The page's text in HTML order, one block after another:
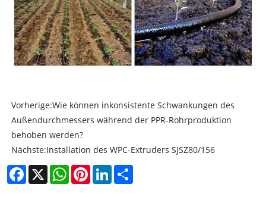
Vorherige:Wie können inkonsistente Schwankungen des
Außendurchmessers während der PPR-Rohrproduktion
behoben werden?
Nächste:Installation des WPC-Extruders SJSZ80/156
Facebook
X WhatsAppPinterestLinkedIn